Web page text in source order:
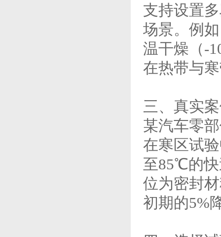
支持设置
场景。例
温干燥（-
在热带与
三、真实
某汽车零
在寒区试
至85℃的快
位为密封
初期的5%